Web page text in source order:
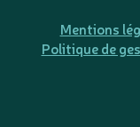
Mentions
Politique de